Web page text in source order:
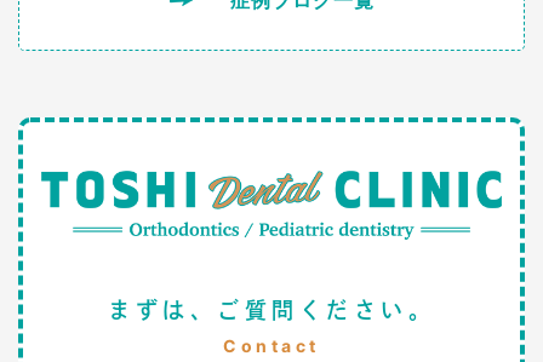
まずは、ご質問ください。
Contact